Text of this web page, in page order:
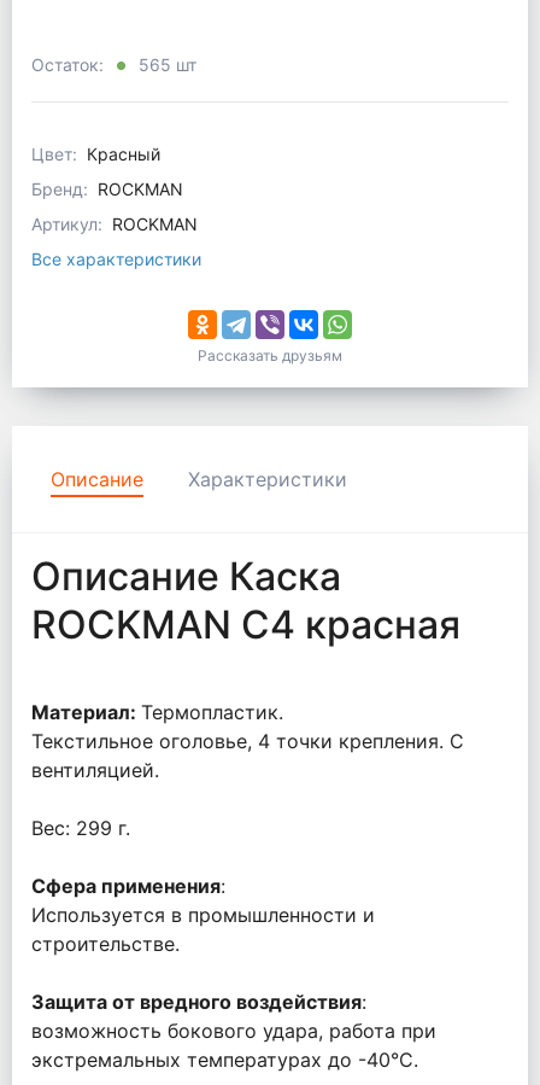
Остаток: 565 шт
Цвет: Красный
Бренд: ROCKMAN
Артикул: ROCKMAN
Все характеристики
Рассказать друзьям
Описание Характеристики
Описание Каска
ROCKMAN С4 красная
Материал: Термопластик.
Текстильное оголовье, 4 точки крепления. C
вентиляцией.
Вес: 299 г.
Сфера применения:
Используется в промышленности и
строительстве.
Защита от вредного воздействия:
возможность бокового удара, работа при
экстремальных температурах до -40°C.